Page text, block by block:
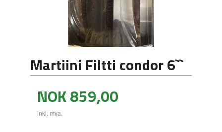
Martiini Filtti condor 6``
Pris
NOK859,00
inkl. mva.